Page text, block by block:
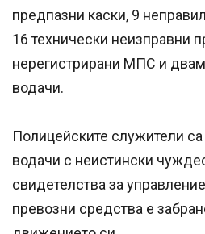
предпазни каски, 9
16 технически неизправни
нерегистрирани МПС и
водачи.
Полицейските служители
водачи с неистински
свидетелства за
превозни средства е